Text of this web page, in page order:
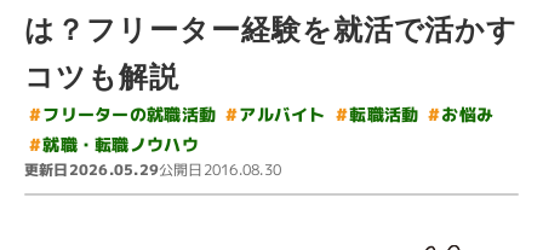
は？フリーター経験を就活で活かす
コツも解説
#フリーターの就職活動 #アルバイト #転職活動 #お悩み
#就職・転職ノウハウ
更新日2026.05.29公開日2016.08.30